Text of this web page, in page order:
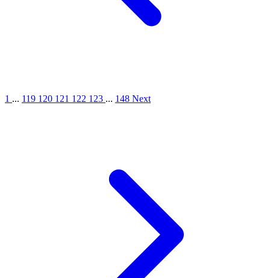
1 ... 119 120 121 122 123 ... 148 Next